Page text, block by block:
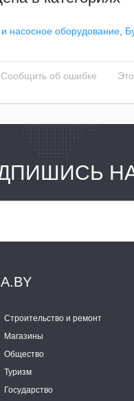
насосное оборудование
Сообщить об ошибке
Строительство и ремонт
Магазины
Общество
Туризм
Государство